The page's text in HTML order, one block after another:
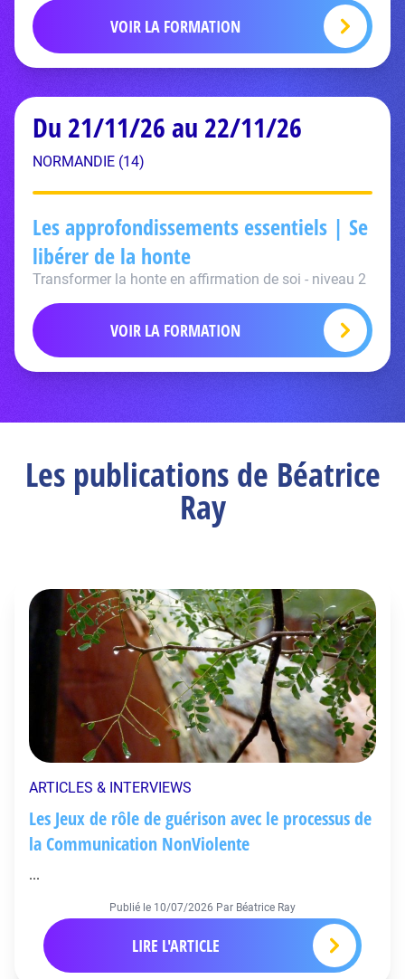
VOIR LA FORMATION
Du 21/11/26 au 22/11/26
NORMANDIE (14)
Les approfondissements essentiels | Se
libérer de la honte
Transformer la honte en affirmation de soi - niveau 2
VOIR LA FORMATION
Les publications de Béatrice
Ray
ARTICLES & INTERVIEWS
Les Jeux de rôle de guérison avec le processus de
la Communication NonViolente
...
Publié le 10/07/2026 Par Béatrice Ray
LIRE L'ARTICLE